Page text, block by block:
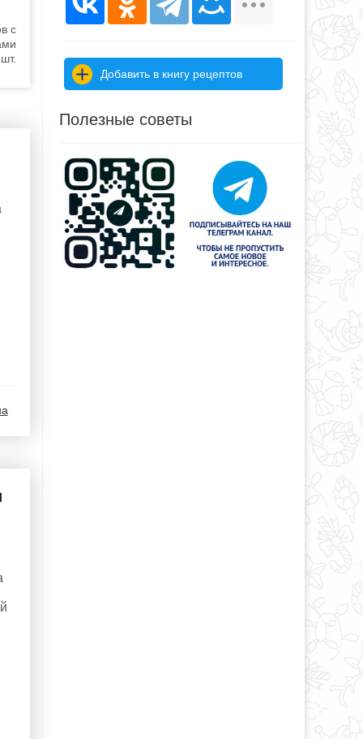
с
Добавить в книгу рецептов
Полезные советы